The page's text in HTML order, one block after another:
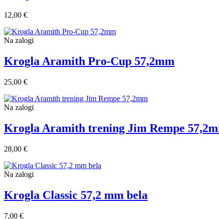
12,00 €
Na zalogi
Krogla Aramith Pro-Cup 57,2mm
25,00 €
Na zalogi
Krogla Aramith trening Jim Rempe
28,00 €
Na zalogi
Krogla Classic 57,2 mm bela
7,00 €